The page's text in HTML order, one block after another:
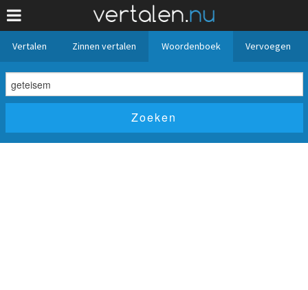
Vertalen Zinnen vertalen Woordenboek Vervoegen